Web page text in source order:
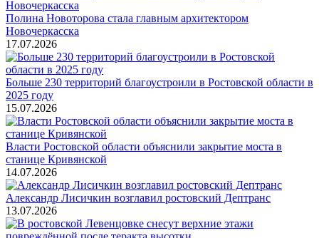
Полина Новоторова стала главным архитектором
Новочеркасска
17.07.2026
Больше 230 территорий благоустроили в Ростовской области в
2025 году
15.07.2026
Власти Ростовской области объяснили закрытие моста в
станице Кривянской
14.07.2026
Александр Лисичкин возглавил ростовский Дептранс
13.07.2026